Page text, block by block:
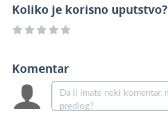
Koliko je korisno uputstvo?
Komentar